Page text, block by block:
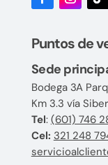
Puntos de
Sede
Bodega 3A
Km 3.3 vía
Tel: (601) 746
Cel: 321 248